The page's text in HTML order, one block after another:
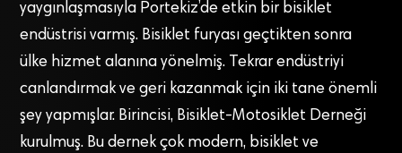
yaygınlaşmasıyla Portekiz’de etkin bir bisiklet
endüstrisi varmış. Bisiklet furyası geçtikten sonra
ülke hizmet alanına yönelmiş. Tekrar endüstriyi
canlandırmak ve geri kazanmak için iki tane önemli
şey yapmışlar. Birincisi, Bisiklet-Motosiklet Derneği
kurulmuş. Bu dernek çok modern, bisiklet ve